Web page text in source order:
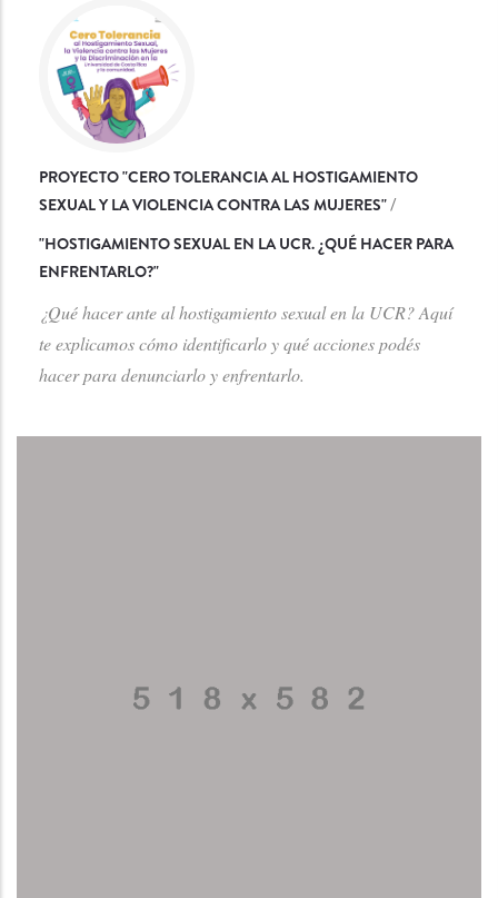
PROYECTO "CERO TOLERANCIA AL HOSTIGAMIENTO
SEXUAL Y LA VIOLENCIA CONTRA LAS MUJERES" /
"HOSTIGAMIENTO SEXUAL EN LA UCR. ¿QUÉ HACER PARA
ENFRENTARLO?"
¿Qué hacer ante al hostigamiento sexual en la UCR? Aquí
te explicamos cómo identificarlo y qué acciones podés
hacer para denunciarlo y enfrentarlo.